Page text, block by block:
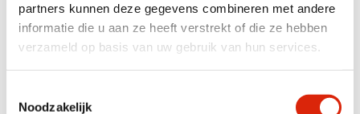
partners kunnen deze gegevens combineren met andere
informatie die u aan ze heeft verstrekt of die ze hebben
verzameld op basis van uw gebruik van hun services.
Noodzakelijk
€1.295,00 €1.795,00